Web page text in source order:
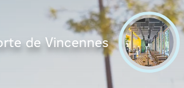
de Vincennes